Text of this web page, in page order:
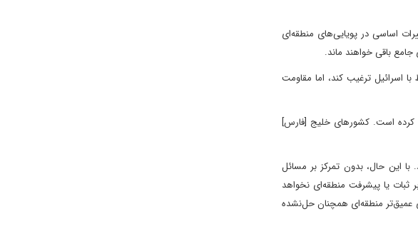
اساسی در پویایی‌های منطقه‌ای
باقی خواهند ماند.
اسرائیل ترغیب کند، اما مقاومت
کرده است. کشورهای خلیج [فارس]
این حال، بدون تمرکز بر مسائل
ثبات یا پیشرفت منطقه‌ای نخواهد
عمیق‌تر منطقه‌ای همچنان حل‌نشده